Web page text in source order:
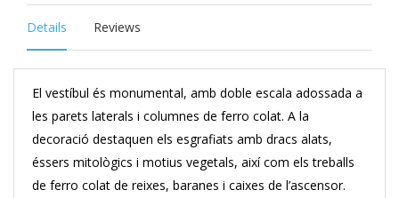
Details Reviews
El vestíbul és monumental, amb doble escala adossada a
les parets laterals i columnes de ferro colat. A la
decoració destaquen els esgrafiats amb dracs alats,
éssers mitològics i motius vegetals, així com els treballs
de ferro colat de reixes, baranes i caixes de l’ascensor.